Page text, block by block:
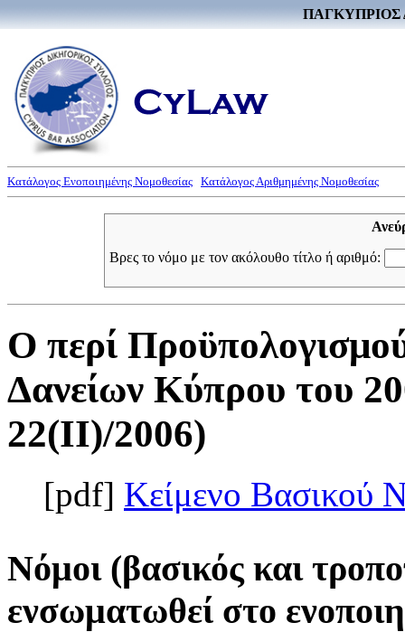
ΠΑΓΚΥΠΡΙΟΣ
Κατάλογος Ενοποιημένης Νομοθεσίας Κατάλογος Αριθμημένης Νομοθεσίας
Βρες το νόμο με τον ακόλουθο τίτλο ή αριθμό:
Ο περί
Δανείων Κύπρου του
22(II)/2006)
[pdf] Κείμενο Βασικού
Νόμοι (βασικός και
ενσωματωθεί στο